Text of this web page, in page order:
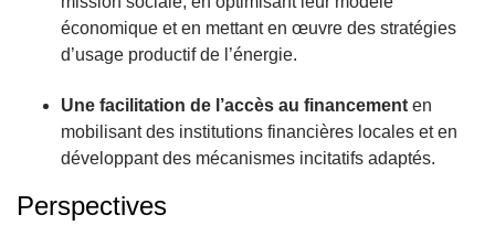
économique et en mettant en œuvre des stratégies
d’usage productif de l’énergie.
Une facilitation de l’accès au financement en
mobilisant des institutions financières locales et en
développant des mécanismes incitatifs adaptés.
Perspectives